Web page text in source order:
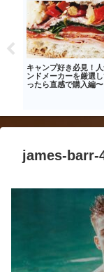
キャンプ好き必見！
ンドメーカーを厳選
ったら直感で購入編〜
james-barr-